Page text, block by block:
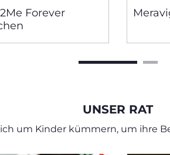
Forever
UNSER RAT
um Kinder kümmern, um ihre